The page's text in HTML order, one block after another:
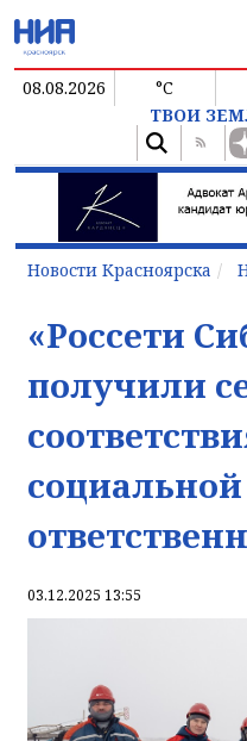
08.08.2026 °C
ТВОИ
Новости Красноярска
«Россети
получили
социальной
03.12.2025 13:55